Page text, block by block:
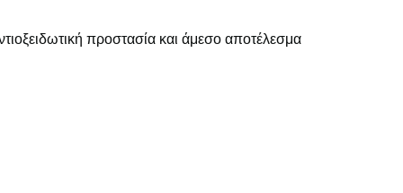
προστασία και άμεσο αποτέλεσμα